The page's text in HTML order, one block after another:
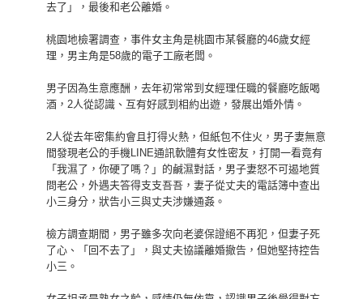
去了」，最後和老公離婚。
桃園地檢署調查，事件女主角是桃園市某餐廳的46歲女經
理，男主角是58歲的電子工廠老闆。
男子因為生意應酬，去年初常常到女經理任職的餐廳吃飯喝
酒，2人從認識、互有好感到相約出遊，發展出婚外情。
2人從去年密集約會且打得火熱，但紙包不住火，男子妻無意
間發現老公的手機LINE通訊軟體有女性密友，打開一看竟有
「我濕了，你硬了嗎？」的鹹濕對話，男子妻怒不可遏地質
問老公，外遇夫答得支支吾吾，妻子從丈夫的電話簿中查出
小三身分，狀告小三與丈夫涉嫌通姦。
檢方調查期間，男子雖多次向老婆保證絕不再犯，但妻子死
了心、「回不去了」，與丈夫協議離婚撤告，但她堅持控告
小三。